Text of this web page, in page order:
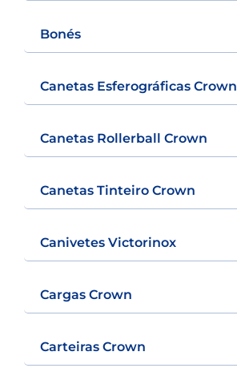
Bonés
Canetas Esferográficas Crown
Canetas Rollerball Crown
Canetas Tinteiro Crown
Canivetes Victorinox
Cargas Crown
Carteiras Crown